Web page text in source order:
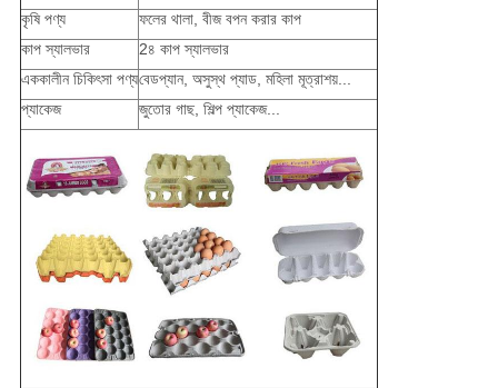
কৃষি পণ্য
ফলের থালা, বীজ বপন করার কাপ
কাপ স্যালভার
2৪ কাপ স্যালভার
এককালীন চিকিৎসা পণ্যবেডপ্যান, অসুস্থ প্যাড, মহিলা মূত্রাশয়...
প্যাকেজ
জুতোর গাছ, শিল্প প্যাকেজ...